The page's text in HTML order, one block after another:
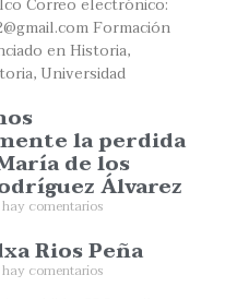
Formación
en Historia,
Universidad
la perdida
de los
Álvarez
comentarios
Rios Peña
comentarios